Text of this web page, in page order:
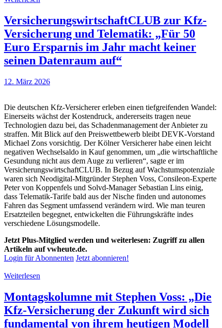
VersicherungswirtschaftCLUB zur Kfz-
Versicherung und Telematik: „Für 50
Euro Ersparnis im Jahr macht keiner
seinen Datenraum auf“
12. März 2026
Die deutschen Kfz-Versicherer erleben einen tiefgreifenden Wandel:
Einerseits wächst der Kostendruck, andererseits tragen neue
Technologien dazu bei, das Schadenmanagement der Anbieter zu
straffen. Mit Blick auf den Preiswettbewerb bleibt DEVK-Vorstand
Michael Zons vorsichtig. Der Kölner Versicherer habe einen leicht
negativen Wechselsaldo in Kauf genommen, um „die wirtschaftliche
Gesundung nicht aus dem Auge zu verlieren“, sagte er im
VersicherungswirtschaftCLUB. In Bezug auf Wachstumspotenziale
waren sich Neodigital-Mitgründer Stephen Voss, Consileon-Experte
Peter von Koppenfels und Solvd-Manager Sebastian Lins einig,
dass Telematik-Tarife bald aus der Nische finden und autonomes
Fahren das Segment umfassend verändern wird. Wie man teuren
Ersatzteilen begegnet, entwickelten die Führungskräfte indes
verschiedene Lösungsmodelle.
Jetzt Plus-Mitglied werden und weiterlesen: Zugriff zu allen
Artikeln auf vwheute.de.
Login für Abonnenten Jetzt abonnieren!
Weiterlesen
Montagskolumne mit Stephen Voss: „Die
Kfz-Versicherung der Zukunft wird sich
fundamental von ihrem heutigen Modell